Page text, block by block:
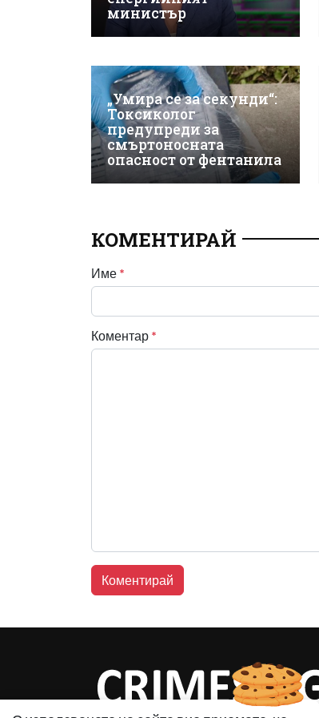
министър
„Умира се за секунди“:
Токсиколог
предупреди за
смъртоносната
опасност от фентанила
КОМЕНТИРАЙ
Име *
Коментар *